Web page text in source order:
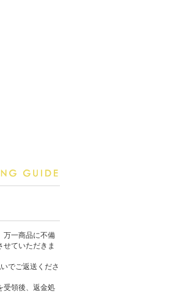
万一商品に不備
ていただきま
でご返送くださ
受領後、返金処